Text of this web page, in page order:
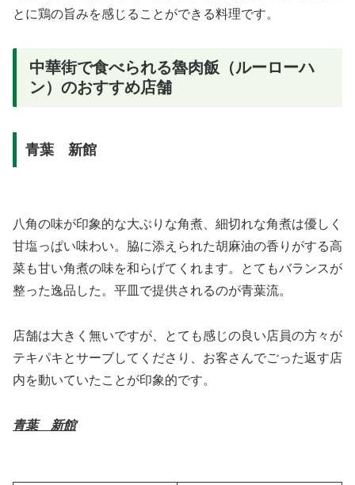
とに鶏の旨みを感じることができる料理です。
中華街で食べられる魯肉飯（ルーローハ
ン）のおすすめ店舗
青葉 新館
八角の味が印象的な大ぶりな角煮、細切れな角煮は優しく
甘塩っぱい味わい。脇に添えられた胡麻油の香りがする高
菜も甘い角煮の味を和らげてくれます。とてもバランスが
整った逸品した。平皿で提供されるのが青葉流。
店舗は大きく無いですが、とても感じの良い店員の方々が
テキパキとサーブしてくださり、お客さんでごった返す店
内を動いていたことが印象的です。
青葉 新館